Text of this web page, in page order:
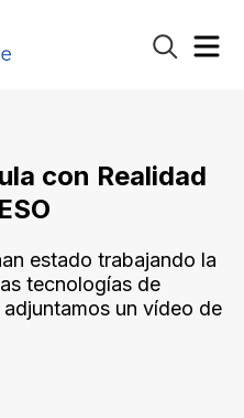
con Realidad
estado trabajando la
tecnologías de
un vídeo de